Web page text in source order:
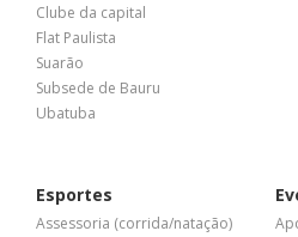
Clube da capital
Flat Paulista
Suarão
Subsede de Bauru
Ubatuba
Esportes
Assessoria (corrida/natação)